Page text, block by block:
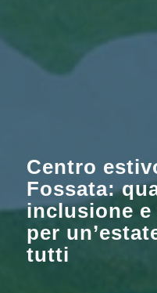
Centro
Fossata:
inclusione
per
tutti